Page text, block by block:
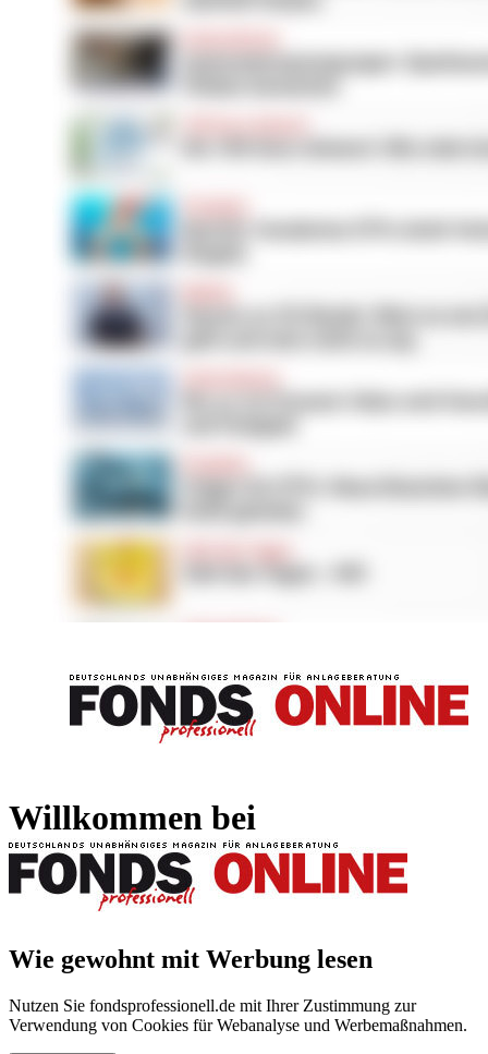
Willkommen bei
Wie gewohnt mit Werbung lesen
Nutzen Sie fondsprofessionell.de mit Ihrer Zustimmung zur
Verwendung von Cookies für Webanalyse und Werbemaßnahmen.